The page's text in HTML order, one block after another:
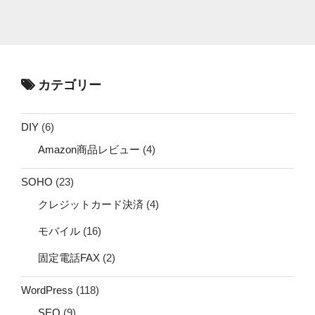
カテゴリー
DIY (6)
Amazon商品レビュー (4)
SOHO (23)
クレジットカード決済 (4)
モバイル (16)
固定電話FAX (2)
WordPress (118)
SEO (9)